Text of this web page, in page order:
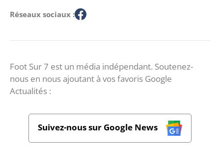
Réseaux sociaux :
Foot Sur 7 est un média indépendant. Soutenez-
nous en nous ajoutant à vos favoris Google
Actualités :
Suivez-nous sur Google News